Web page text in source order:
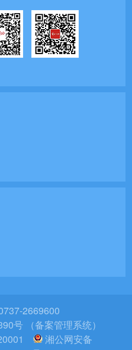
2669600
号 （备案管理系统）
湘公网安备